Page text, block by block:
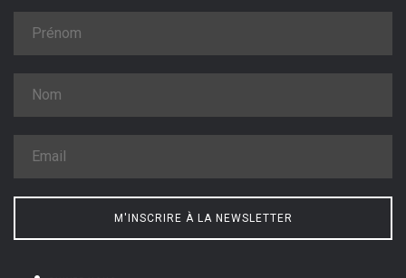
M'INSCRIRE À LA NEWSLETTER